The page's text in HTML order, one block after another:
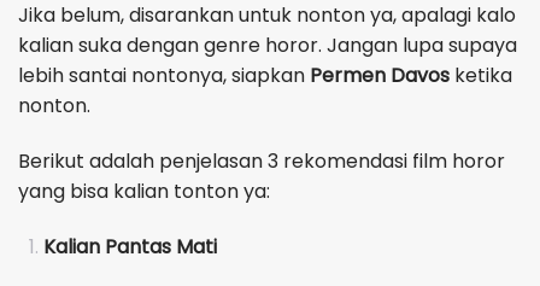
Jika belum, disarankan untuk nonton ya, apalagi kalo
kalian suka dengan genre horor. Jangan lupa supaya
lebih santai nontonya, siapkan Permen Davos ketika
nonton.
Berikut adalah penjelasan 3 rekomendasi film horor
yang bisa kalian tonton ya:
Kalian Pantas Mati